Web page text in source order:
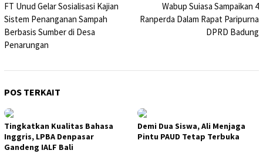
pos
FT Unud Gelar Sosialisasi Kajian
Sistem Penanganan Sampah
Berbasis Sumber di Desa
Penarungan
Wabup Suiasa Sampaikan 4
Ranperda Dalam Rapat Paripurna
DPRD Badung
POS TERKAIT
Tingkatkan Kualitas Bahasa
Inggris, LPBA Denpasar
Gandeng IALF Bali
Demi Dua Siswa, Ali Menjaga
Pintu PAUD Tetap Terbuka